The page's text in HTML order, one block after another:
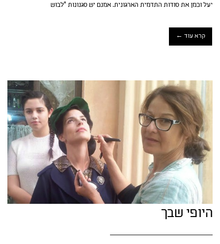
יעל וכמן את סודות התדמית הארגונית. אמנם יש סגנונות ״לבוש
קרא עוד ←
היופי שבך